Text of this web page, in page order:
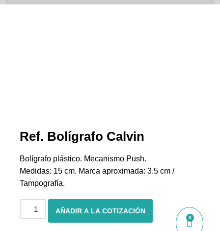
0
Ref. Bolígrafo Calvin
Bolígrafo plástico. Mecanismo Push.
Medidas: 15 cm. Marca aproximada: 3.5 cm /
Tampografía.
AÑADIR A LA COTIZACIÓN